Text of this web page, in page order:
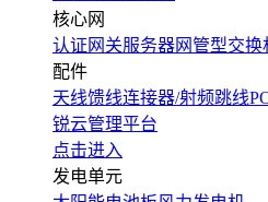
核心网
认证网关服务器网管型交换
配件
天线馈线连接器/射频跳线
锐云管理平台
点击进入
发电单元